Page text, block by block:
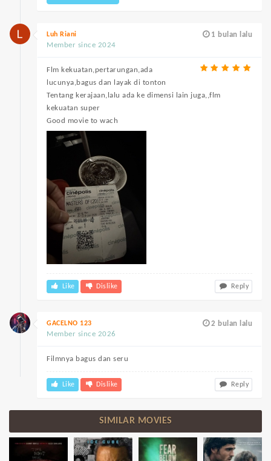
1 bulan lalu
Luh Riani
Member since 2024
Flm kekuatan,pertarungan,ada
lucunya,bagus dan layak di tonton
Tentang kerajaan,lalu ada ke dimensi lain juga,,flm
kekuatan super
Good movie to wach
Like Dislike Reply
2 bulan lalu
GACELNO 123
Member since 2026
Filmnya bagus dan seru
Like Dislike Reply
SIMILAR MOVIES